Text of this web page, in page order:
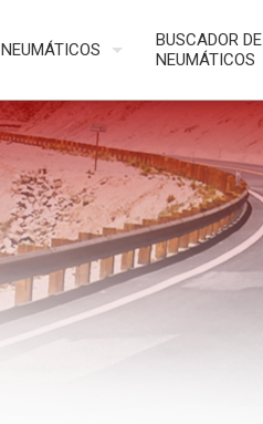
NEUMÁTICOS
BUSCADOR DE
NEUMÁTICOS